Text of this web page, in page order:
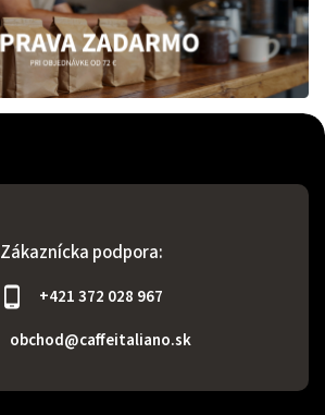
Zákaznícka podpora:
+421 372 028 967
obchod@caffeitaliano.sk